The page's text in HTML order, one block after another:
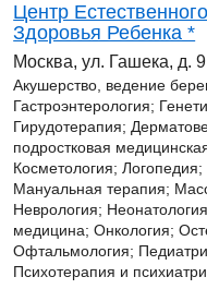
Центр
Здоровья Ребенка *
Москва, ул. Гашека, д.
Акушерство, ведение
Гастроэнтерология;
Гирудотерапия;
подростковая
Косметология;
Мануальная терапия;
Неврология;
медицина; Онкология;
Офтальмология;
Психотерапия и